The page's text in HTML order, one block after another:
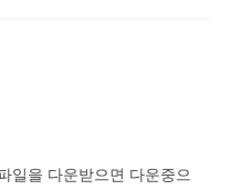
일을 다운받으면 다운중으